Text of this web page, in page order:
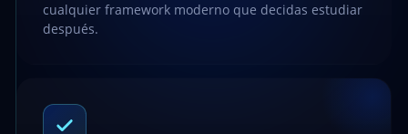
cualquier framework moderno que decidas estudiar
después.